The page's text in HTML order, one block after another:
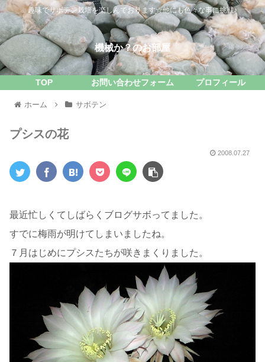
趣味でサボテン栽培を楽しんでおります☆他にも色々な事に挑戦♪
機械か？のお部屋
TOP お問い合わせフォーム プロフィール
ホーム サボテン
プシスの花
2008.07.27
最近忙しくてしばらくブログサボってました。
すでに梅雨が明けてしまいましたね。
７月はじめにプシスたちが咲きまくりました。